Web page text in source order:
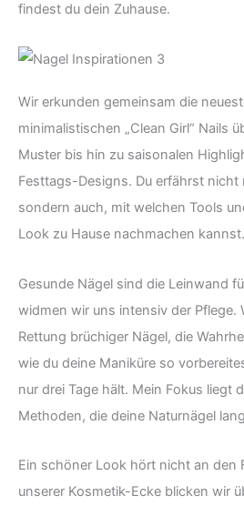
findest du dein Zuhause.
Wir erkunden gemeinsam die
minimalistischen „Clean Girl“ Nails
Muster bis hin zu saisonalen
Festtags-Designs. Du erfährst nicht
sondern auch, mit welchen Tools
Look zu Hause nachmachen kannst.
Gesunde Nägel sind die Leinwand
widmen wir uns intensiv der Pflege.
Rettung brüchiger Nägel, die
wie du deine Maniküre so
nur drei Tage hält. Mein Fokus liegt
Methoden, die deine Naturnägel
Ein schöner Look hört nicht an den
unserer Kosmetik-Ecke blicken wir